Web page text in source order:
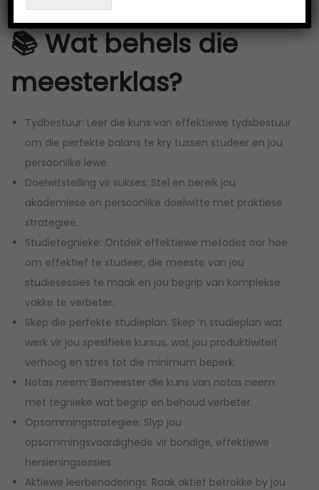
📚 Wat behels die
meesterklas?
Tydbestuur: Leer die kuns van effektiewe tydsbestuur
om die perfekte balans te kry tussen studeer en jou
persoonlike lewe.
Doelwitstelling vir sukses: Stel en bereik jou
akademiese en persoonlike doelwitte met praktiese
strategieë.
Studietegnieke: Ontdek effektiewe metodes oor hoe
om effektief te studeer, die meeste van jou
studiesessies te maak en jou begrip van komplekse
vakke te verbeter.
Skep die perfekte studieplan: Skep ‘n studieplan wat
werk vir jou spesifieke kursus, wat jou produktiwiteit
verhoog en stres tot die minimum beperk.
Notas neem: Bemeester die kuns van notas neem
met tegnieke wat begrip en behoud verbeter.
Opsommingstrategieë: Slyp jou
opsommingsvaardighede vir bondige, effektiewe
hersieningsessies.
Aktiewe leerbenaderings: Raak aktief betrokke by jou